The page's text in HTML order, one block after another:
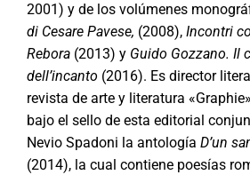
2001) y de los volúmenes
di Cesare Pavese, (2008), Incontri
Rebora (2013) y Guido Gozzano. Il
dell’incanto (2016). Es director
revista de arte y literatura
bajo el sello de esta editorial
Nevio Spadoni la antología D’un
(2014), la cual contiene poesías